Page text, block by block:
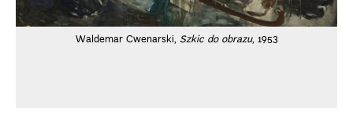
Waldemar Cwenarski, Szkic do obrazu, 1953